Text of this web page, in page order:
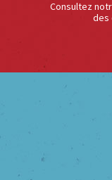
Consultez
des